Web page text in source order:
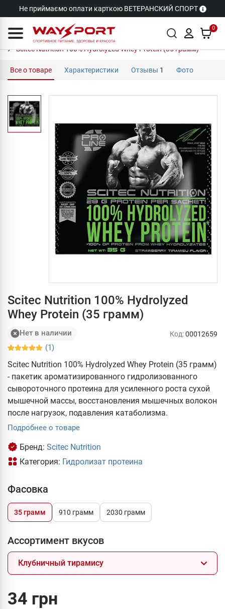
Не приймаємо оплати карткою ВЕТЕРАНСКИЙ СПОРТ
0
Scitec Nutrition 100% Hydrolyzed Whey Protein (35 грамм)
Все о товаре Характеристики Отзывы 1 Фото
Scitec Nutrition 100% Hydrolyzed
Whey Protein (35 грамм)
Нет в наличии
(1)
Код:00012659
Scitec Nutrition 100% Hydrolyzed Whey Protein (35 грамм)
- пакетик ароматизированного гидролизованного
сывороточного протеина для усиленного роста сухой
мышечной массы, восстановления мышечных волокон
после нагрузок, подавления катаболизма.
Подробнее о товаре
Бренд: Scitec Nutrition
Категория: Гидролизат протеина
Фасовка
35 грамм 910 грамм 2030 грамм
Ассортимент вкусов
Клубничный тирамису
34 грн